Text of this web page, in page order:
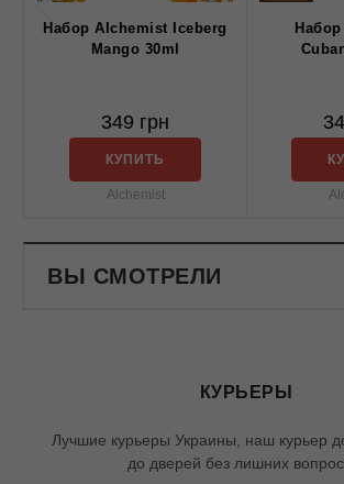
Набор Alchemist Iceberg
Mango 30ml
349 грн
КУПИТЬ
Alchemist
ВЫ СМОТРЕЛИ
КУРЬЕРЫ
Лучшие курьеры Украины, наш курьер
до дверей без лишних